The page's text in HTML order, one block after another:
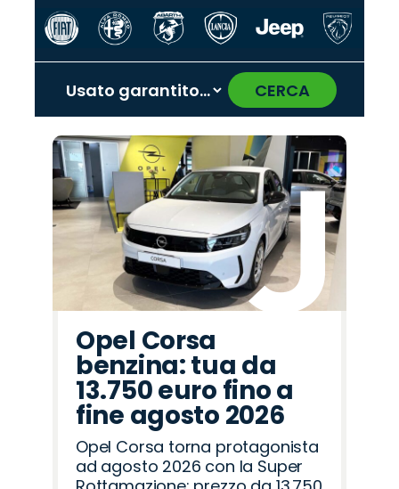
CERCA
Promo
Land
Rover
Promo
Fiat
Promo
Opel
Promo
Jaecoo
Promo
Mazda
Promo
Peugeot
Promo
Abarth
Promo
Lancia
Promo
Cupra
Promo
Alfa
Romeo
Promo
Omoda
Promo
Citroën
Promo
Hyundai
Promo
Jeep
Promo
Seat
‹ ›
Opel Corsa
benzina: tua da
13.750 euro fino a
fine agosto 2026
Opel Corsa torna protagonista
ad agosto 2026 con la Super